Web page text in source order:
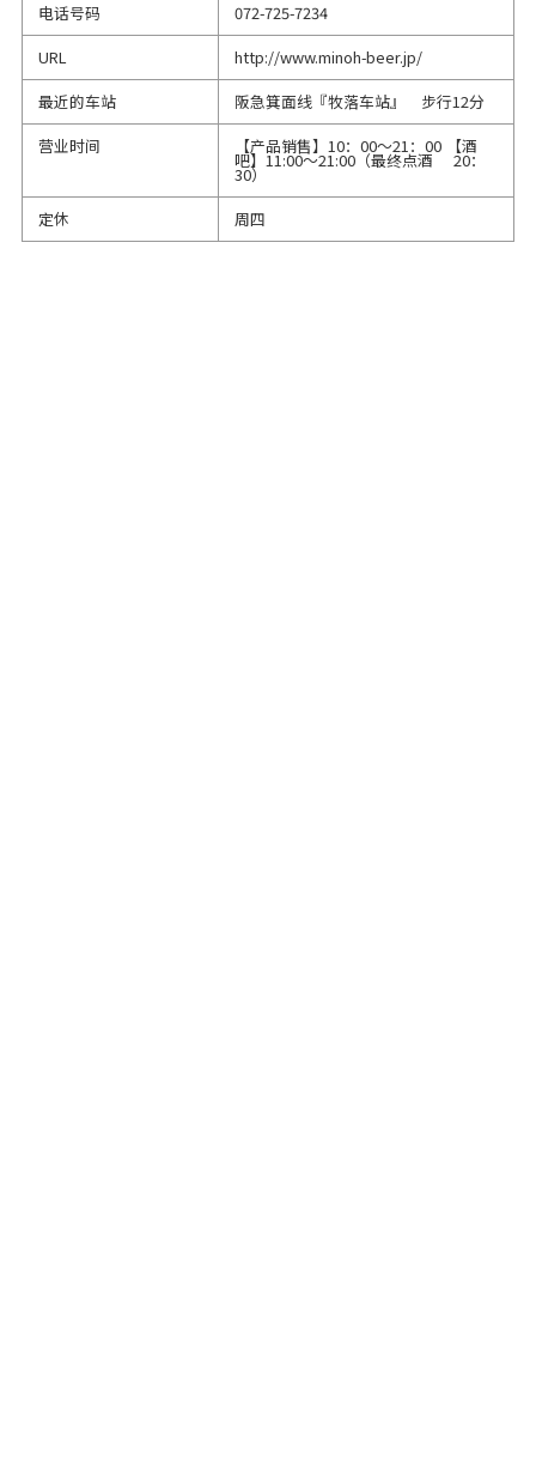
电话号码
072-725-7234
URL
http://www.minoh-beer.jp/
最近的车站
阪急箕面线『牧落车站』 步行12分
营业时间
【产品销售】10：00～21：00 【酒
吧】11:00～21:00（最终点酒 20：
30）
定休
周四